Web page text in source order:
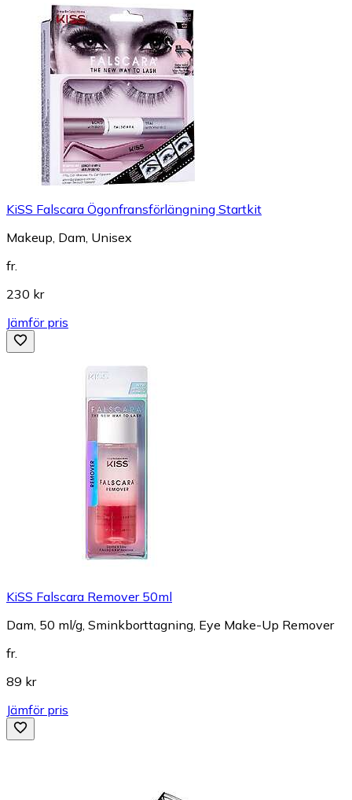
KiSS Falscara Ögonfransförlängning Startkit
Makeup, Dam, Unisex
fr.
230 kr
Jämför pris
KiSS Falscara Remover 50ml
Dam, 50 ml/g, Sminkborttagning, Eye Make-Up Remover
fr.
89 kr
Jämför pris